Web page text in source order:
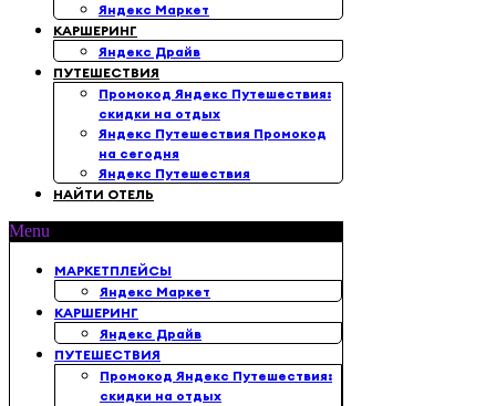
Яндекс Маркет
КАРШЕРИНГ
Яндекс Драйв
ПУТЕШЕСТВИЯ
Промокод Яндекс Путешествия:
скидки на отдых
Яндекс Путешествия Промокод
на сегодня
Яндекс Путешествия
НАЙТИ ОТЕЛЬ
Menu
МАРКЕТПЛЕЙСЫ
Яндекс Маркет
КАРШЕРИНГ
Яндекс Драйв
ПУТЕШЕСТВИЯ
Промокод Яндекс Путешествия:
скидки на отдых